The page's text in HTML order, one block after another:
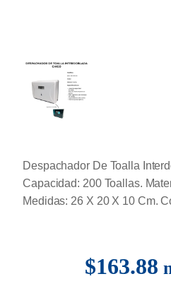
Despachador De Toalla
Capacidad: 200 Toallas.
Medidas: 26 X 20 X 10 Cm.
$163.88